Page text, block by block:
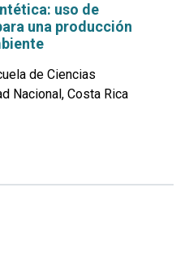
uso de
una producción
de Ciencias
Nacional, Costa Rica